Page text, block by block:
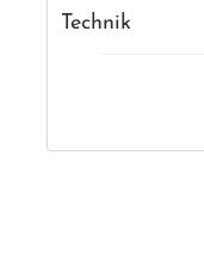
Technik